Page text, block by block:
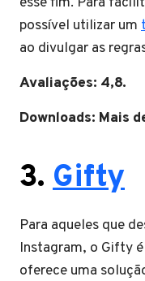
possível utilizar um
ao divulgar as
Avaliações: 4,8.
Downloads: Mais
3. Gifty
Para aqueles que
Instagram, o Gifty
oferece uma